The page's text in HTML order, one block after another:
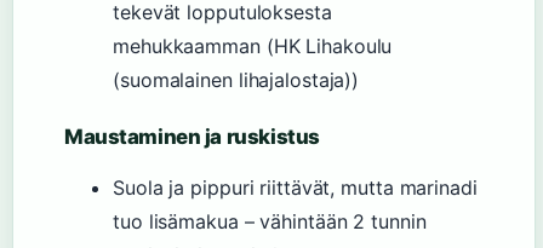
tekevät lopputuloksesta
mehukkaamman (HK Lihakoulu
(suomalainen lihajalostaja))
Maustaminen ja ruskistus
Suola ja pippuri riittävät, mutta marinadi
tuo lisämakua – vähintään 2 tunnin